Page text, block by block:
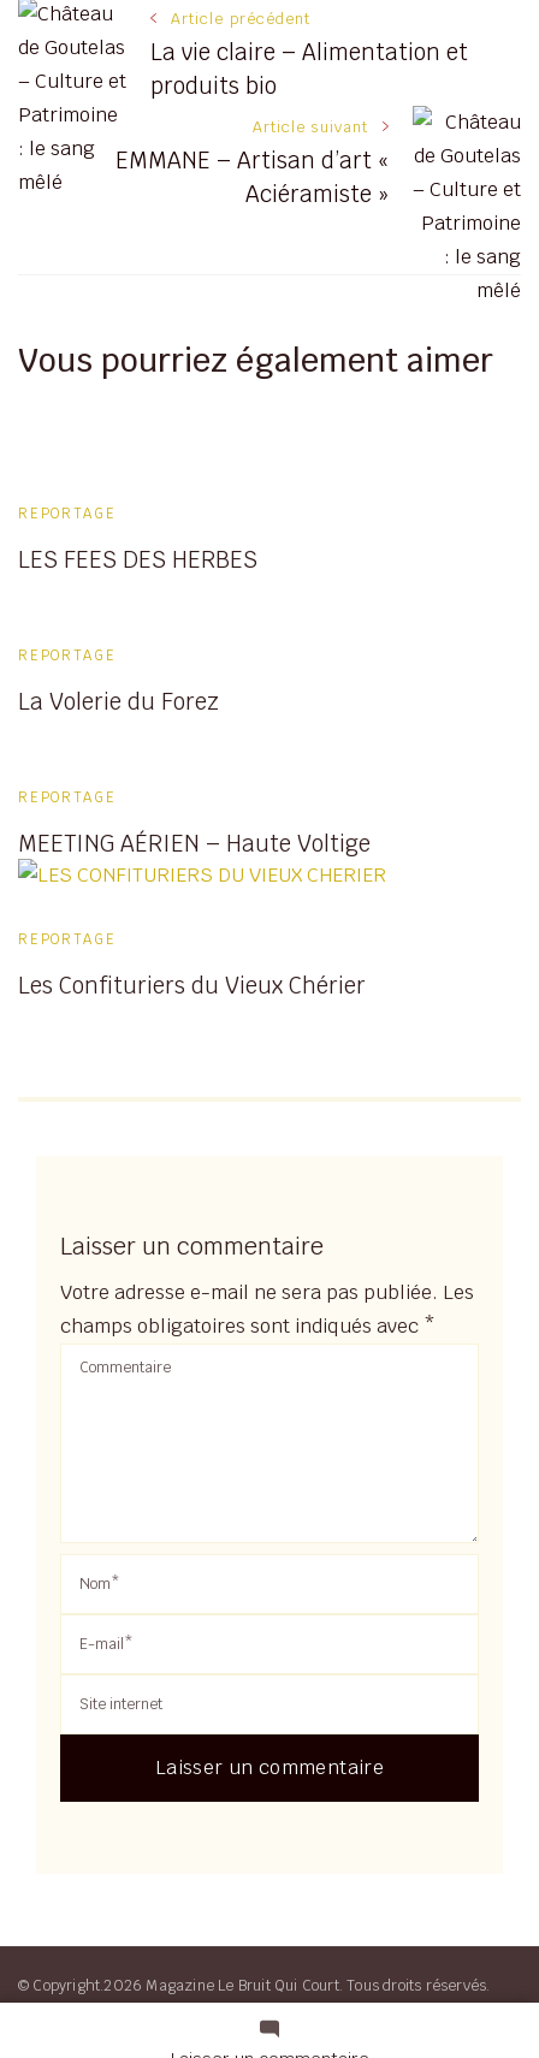
Navigation
des
articles
Article précédent
La vie claire – Alimentation et
produits bio
Article suivant
EMMANE – Artisan d’art «
Aciéramiste »
Vous pourriez également aimer
REPORTAGE
LES FEES DES HERBES
REPORTAGE
La Volerie du Forez
REPORTAGE
MEETING AÉRIEN – Haute Voltige
REPORTAGE
Les Confituriers du Vieux Chérier
Laisser un commentaire
Votre adresse e-mail ne sera pas publiée. Les
champs obligatoires sont indiqués avec *
© Copyright.2026 Magazine Le Bruit Qui Court. Tous droits réservés.